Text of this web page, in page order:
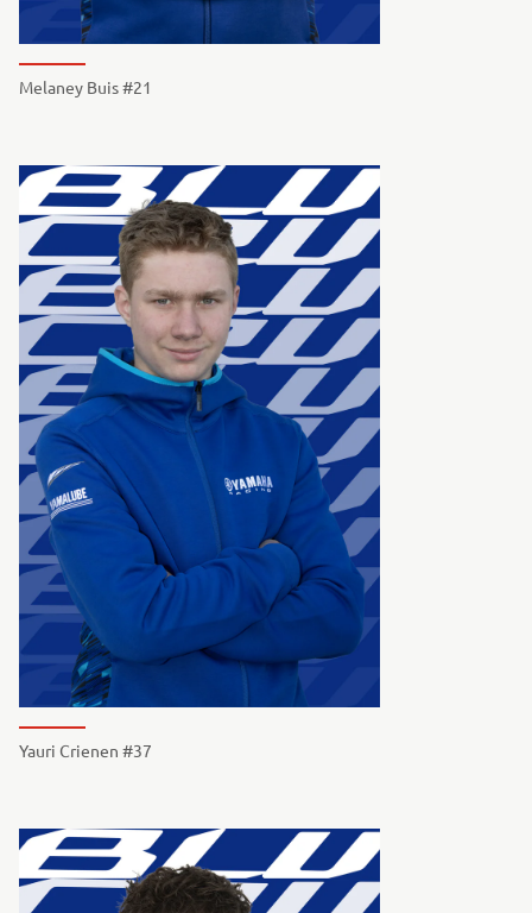
Melaney Buis #21
Yauri Crienen #37